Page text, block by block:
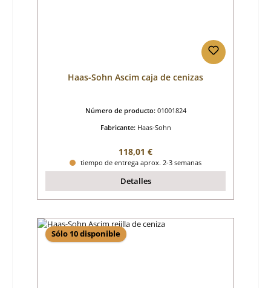
Haas-Sohn Ascim caja de cenizas
Número de producto: 01001824
Fabricante: Haas-Sohn
Precio normal:
118,01 €
tiempo de entrega aprox. 2-3 semanas
Detalles
Sólo 10 disponible